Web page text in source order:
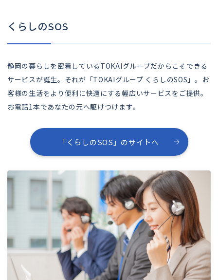
くらしのSOS
静岡の暮らしを密着しているTOKAIグループだからこそできる
サービスが誕生。それが「TOKAIグループ くらしのSOS」。お
客様の生活をより便利に快適にする幅広いサービスをご提供。
お電話1本であなたの元へ駆けつけます。
「くらしのSOS」のサイトへ